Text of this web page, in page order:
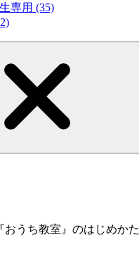
専用 (35)
うち教室』のはじめかた